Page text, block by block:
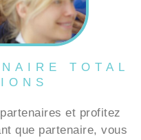
TOTAL
que partenaire, vous
sur l’ensemble de nos